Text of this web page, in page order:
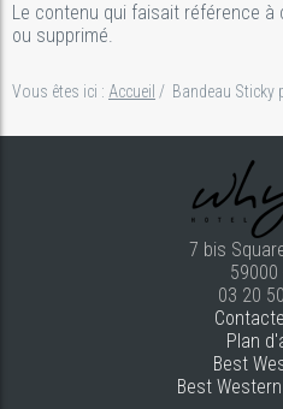
Le contenu qui faisait référence
ou supprimé.
Vous êtes ici : Accueil / Bandeau Sticky
7 bis
59000
03 20
Plan
Best
Best